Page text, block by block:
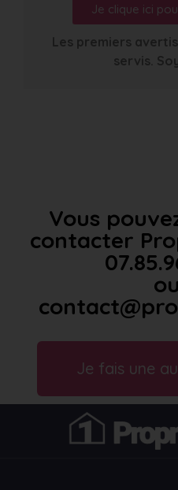
Je clique ici
Les premiers
servis.
Vous
contacter
Je fais une